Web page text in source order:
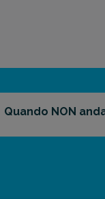
Quando NON